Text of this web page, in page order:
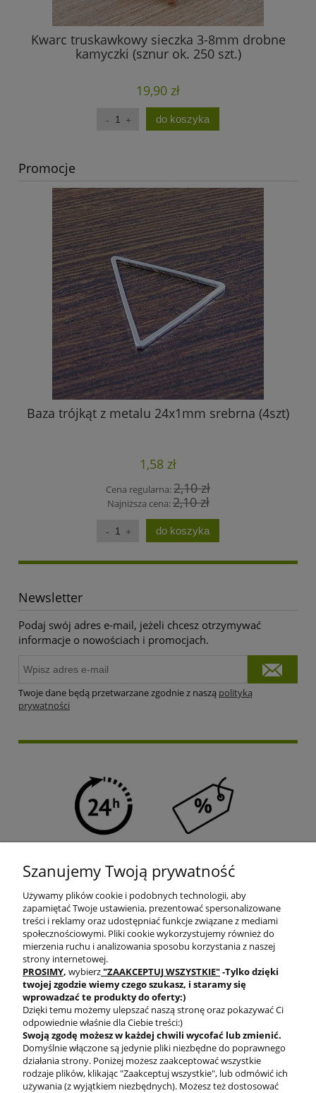
Kwarc truskawkowy sieczka 3-8mm drobne
kamyczki (sznur ok. 250 szt.)
19,90 zł
do koszyka
Promocje
Baza trójkąt z metalu 24x1mm srebrna (4szt)
1,58 zł
Cena regularna:2,10 zł
Najniższa cena:2,10 zł
do koszyka
Newsletter
Podaj swój adres e-mail, jeżeli chcesz otrzymywać
informacje o nowościach i promocjach.
Twoje dane będą przetwarzane zgodnie z naszą polityką
prywatności
DARMOWA DOSTAWA PRODUKTY OD RĘKI
BEZPIECZNE
PŁATNOŚCI
Szanujemy Twoją prywatność
Używamy plików cookie i podobnych technologii, aby
zapamiętać Twoje ustawienia, prezentować spersonalizowane
treści i reklamy oraz udostępniać funkcje związane z mediami
społecznościowymi. Pliki cookie wykorzystujemy również do
mierzenia ruchu i analizowania sposobu korzystania z naszej
strony internetowej.
PROSIMY, wybierz"ZAAKCEPTUJ WSZYSTKIE"-Tylko dzięki
twojej zgodziewiemy czego szukasz, i staramy się
wprowadzać te produkty do oferty:)
Dzięki temu możemy ulepszać naszą stronę oraz pokazywać Ci
odpowiednie właśnie dla Ciebie treści:)
Swoją zgodę możesz w każdej chwili wycofać lub zmienić.
Domyślnie włączone są jedynie pliki niezbędne do poprawnego
działania strony. Poniżej możesz zaakceptować wszystkie
rodzaje plików, klikając "Zaakceptuj wszystkie", lub odmówić ich
używania (z wyjątkiem niezbędnych). Możesz też dostosować